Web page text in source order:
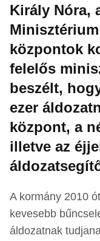
Király Nóra,
központok
felelős
beszélt,
ezer
központ, a
illetve az
A kormány 2010
kevesebb
áldozatnak